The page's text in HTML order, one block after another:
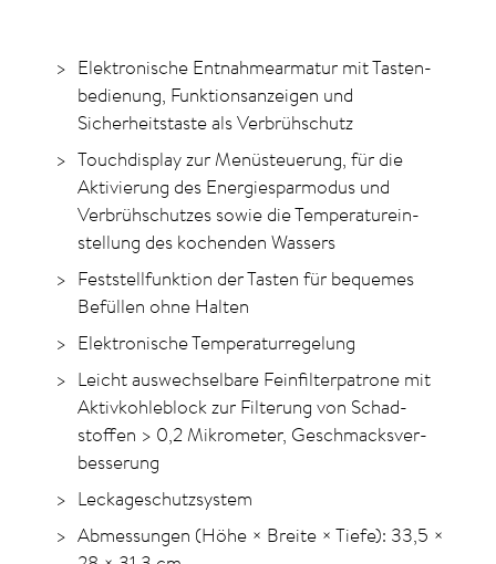
Elektronische Entnahmearmatur mit Tasten­
be­dien­ung, Funktionsanzeigen und
Sicherheits­taste als Verbrühschutz
Touchdisplay zur Menü­steuerung, für die
Aktivier­ung des Energie­spar­modus und
Verbrüh­schutzes sowie die Temperatur­ein­
stellung des kochenden Wassers
Feststellfunktion der Tasten für bequemes
Befüllen ohne Halten
Elektronische Temperatur­regelung
Leicht aus­wechselbare Fein­filter­patrone mit
Aktiv­­kohle­­block zur Filterung von Schad­
stoffen > 0,2 Mikro­meter, Geschmacks­ver­
besserung
Leckageschutzsystem
Abmessungen (Höhe × Breite × Tiefe): 33,5 ×